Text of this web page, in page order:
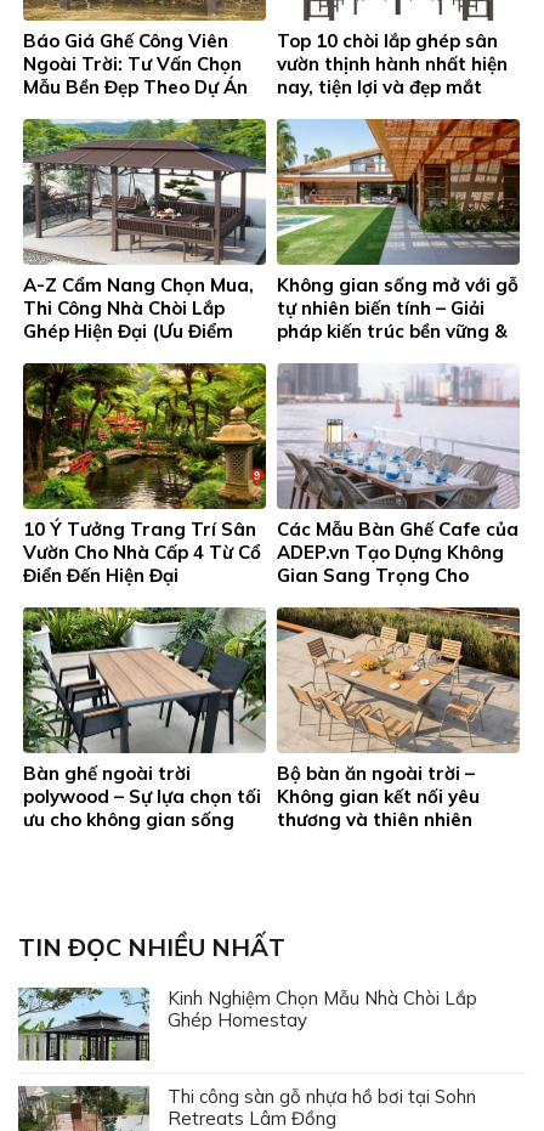
Báo Giá Ghế Công Viên
Ngoài Trời: Tư Vấn Chọn
Mẫu Bền Đẹp Theo Dự Án
Top 10 chòi lắp ghép sân
vườn thịnh hành nhất hiện
nay, tiện lợi và đẹp mắt
A-Z Cẩm Nang Chọn Mua,
Thi Công Nhà Chòi Lắp
Ghép Hiện Đại (Ưu Điểm
Không gian sống mở với gỗ
tự nhiên biến tính – Giải
pháp kiến trúc bền vững &
10 Ý Tưởng Trang Trí Sân
Vườn Cho Nhà Cấp 4 Từ Cổ
Điển Đến Hiện Đại
Các Mẫu Bàn Ghế Cafe của
ADEP.vn Tạo Dựng Không
Gian Sang Trọng Cho
Bàn ghế ngoài trời
polywood – Sự lựa chọn tối
ưu cho không gian sống
Bộ bàn ăn ngoài trời –
Không gian kết nối yêu
thương và thiên nhiên
TIN ĐỌC NHIỀU NHẤT
Kinh Nghiệm Chọn Mẫu Nhà Chòi Lắp
Ghép Homestay
Thi công sàn gỗ nhựa hồ bơi tại Sohn
Retreats Lâm Đồng